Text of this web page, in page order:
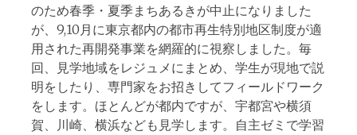
のため春季・夏季まちあるきが中止になりました
が、9,10月に東京都内の都市再生特別地区制度が適
用された再開発事業を網羅的に視察しました。毎
回、見学地域をレジュメにまとめ、学生が現地で説
明をしたり、専門家をお招きしてフィールドワーク
をします。ほとんどが都内ですが、宇都宮や横須
賀、川崎、横浜なども見学します。自主ゼミで学習